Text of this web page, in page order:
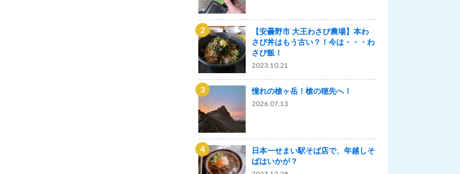
【安曇野市 大王わさび農場】本わ
さび丼はもう古い？！今は・・・わ
さび飯！
2023.10.21
憧れの槍ヶ岳！槍の穂先へ！
2026.07.13
日本一せまい駅そば店で、年越しそ
ばはいかが？